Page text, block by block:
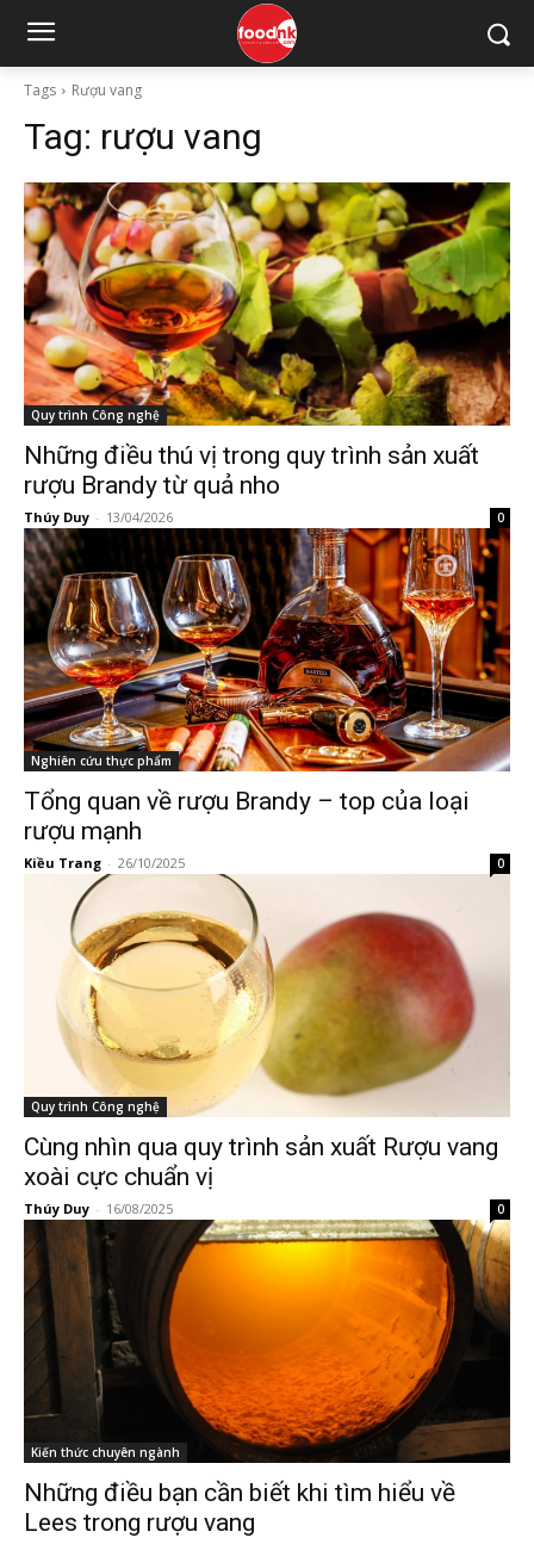
Tags Rượu vang
Tag: rượu vang
Quy trình Công nghệ
Những điều thú vị trong quy trình sản xuất
rượu Brandy từ quả nho
Thúy Duy - 13/04/2026 0
Nghiên cứu thực phẩm
Tổng quan về rượu Brandy – top của loại
rượu mạnh
Kiều Trang - 26/10/2025 0
Quy trình Công nghệ
Cùng nhìn qua quy trình sản xuất Rượu vang
xoài cực chuẩn vị
Thúy Duy - 16/08/2025 0
Kiến thức chuyên ngành
Những điều bạn cần biết khi tìm hiểu về
Lees trong rượu vang